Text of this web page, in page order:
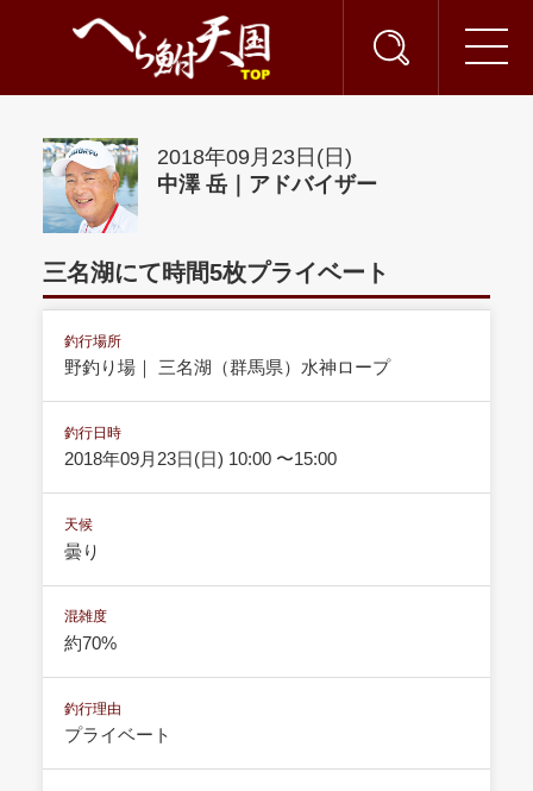
2018年09月23日(日)
中澤 岳｜アドバイザー
三名湖にて時間5枚プライベート
釣行場所
野釣り場｜ 三名湖（群馬県）水神ロープ
釣行日時
2018年09月23日(日) 10:00 〜15:00
天候
曇り
混雑度
約70%
釣行理由
プライベート